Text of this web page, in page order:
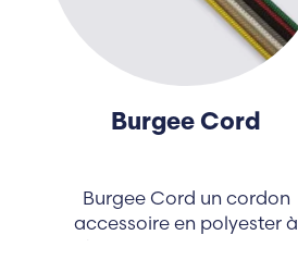
Burgee Cord
Burgee Cord un cordon
accessoire en polyester à